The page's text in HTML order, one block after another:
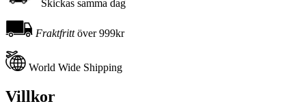
Skickas samma dag
Fraktfrittöver 999kr
World Wide Shipping
Villkor